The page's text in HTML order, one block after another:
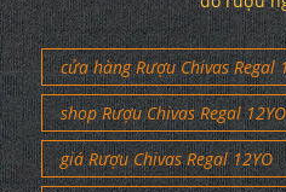
cửa hàng Rượu Chivas Regal
shop Rượu Chivas Regal 12YO
giá Rượu Chivas Regal 12YO